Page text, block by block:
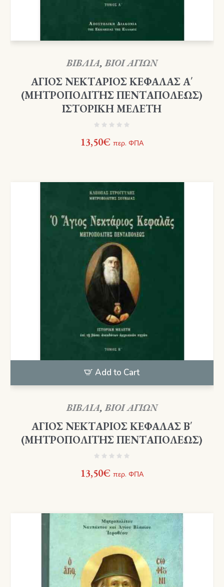
ΒΙΒΛΙΑ,ΒΙΟΙ ΑΓΙΩΝ
ΑΓΙΟΣ ΝΕΚΤΑΡΙΟΣ ΚΕΦΑΛΑΣ Α΄
(ΜΗΤΡΟΠΟΛΙΤΗΣ ΠΕΝΤΑΠΟΛΕΩΣ)
ΙΣΤΟΡΙΚΗ ΜΕΛΕΤΗ
13,50€ περ. ΦΠΑ
Add to Cart
ΒΙΒΛΙΑ,ΒΙΟΙ ΑΓΙΩΝ
ΑΓΙΟΣ ΝΕΚΤΑΡΙΟΣ ΚΕΦΑΛΑΣ Β΄
(ΜΗΤΡΟΠΟΛΙΤΗΣ ΠΕΝΤΑΠΟΛΕΩΣ)
13,50€ περ. ΦΠΑ